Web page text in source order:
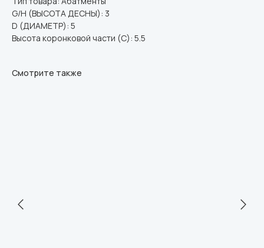
G/H (ВЫСОТА ДЕСНЫ): 3
D (ДИАМЕТР): 5
Высота коронковой части (C): 5.5
Смотрите также